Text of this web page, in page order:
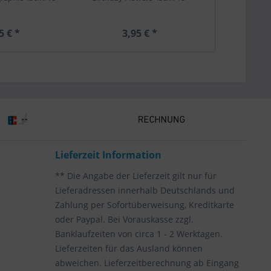
€ * 3,95 € *
Lieferzeit Information
** Die Angabe der Lieferzeit gilt nur für
Lieferadressen innerhalb Deutschlands und
Zahlung per Sofortüberweisung, Kreditkarte
oder Paypal. Bei Vorauskasse zzgl.
Banklaufzeiten von circa 1 - 2 Werktagen.
Lieferzeiten für das Ausland können
abweichen. Lieferzeitberechnung ab Eingang